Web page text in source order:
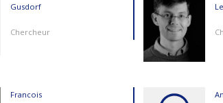
Gusdorf
Chercheur
Francois